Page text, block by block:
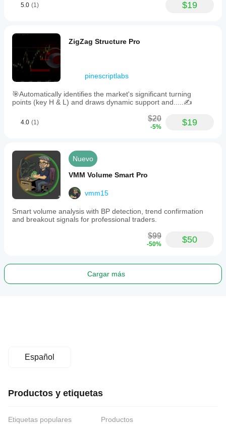
5.0 (1) $19
ZigZag Structure Pro
pinescriptlabs
🎯Automatically identifies the market's significant turning
points (key H & L) and draws dynamic support and.....✍️
4.0 (1) $20
-5% $19
Nuevo
VMM Volume Smart Pro
vmm15
Smart volume analysis with BP detection, trend confirmation
and breakout signals for professional traders.
$99
-50% $50
Cargar más
Español
Productos y etiquetas
Etiquetas populares
Productos